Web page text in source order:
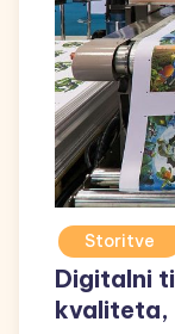
Storitve
Digitalni
kvaliteta,